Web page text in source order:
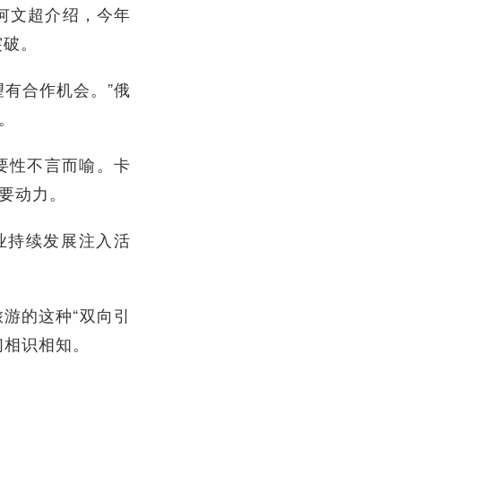
文超介绍，今年
。
合作机会。”俄
不言而喻。卡
力。
续发展注入活
的这种“双向引
识相知。